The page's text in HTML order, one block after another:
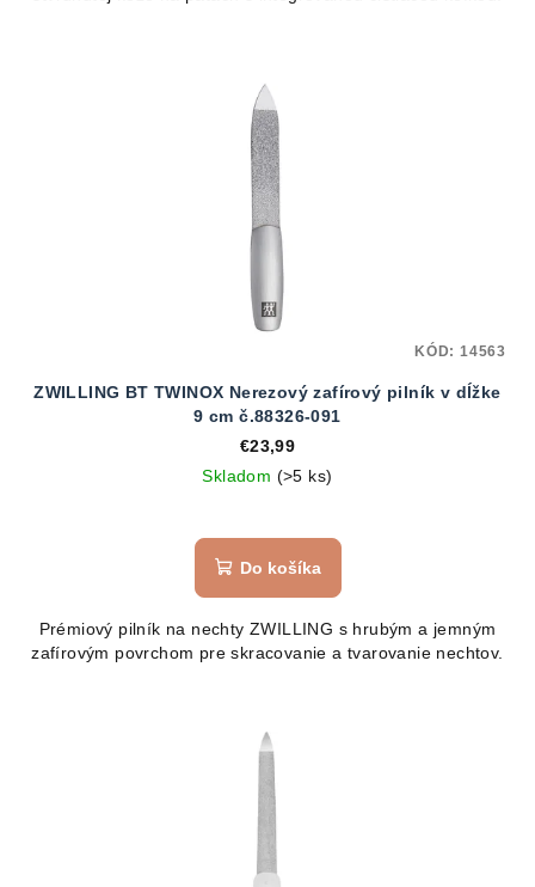
ZWILLING BT TWINOX Nerezový zafírový pilník v dĺžke
9 cm č.88326-091
€23,99
Skladom (>5 ks)
Do košíka
Prémiový pilník na nechty ZWILLING s hrubým a jemným
zafírovým povrchom pre skracovanie a tvarovanie nechtov.
KÓD: 14563